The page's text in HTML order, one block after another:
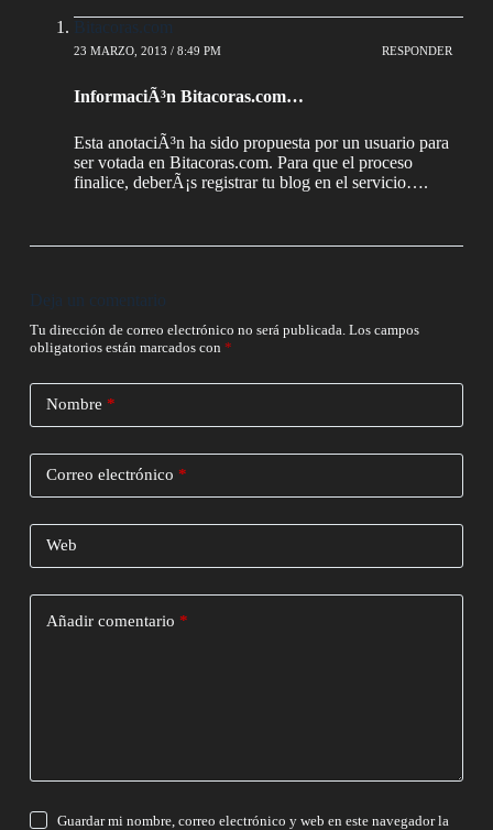
Bitacoras.com
23 MARZO, 2013 / 8:49 PM RESPONDER
InformaciÃ³n Bitacoras.com…
Esta anotaciÃ³n ha sido propuesta por un usuario para
ser votada en Bitacoras.com. Para que el proceso
finalice, deberÃ¡s registrar tu blog en el servicio….
Deja un comentario
Tu dirección de correo electrónico no será publicada. Los campos
obligatorios están marcados con *
Nombre *
Correo electrónico *
Web
Añadir comentario *
Guardar mi nombre, correo electrónico y web en este navegador la